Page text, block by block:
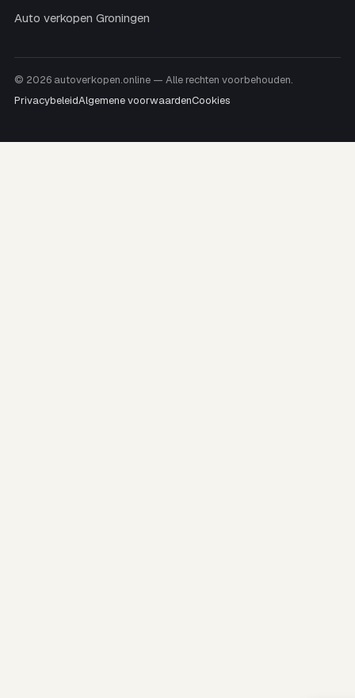
Auto verkopen Groningen
© 2026 autoverkopen.online — Alle rechten voorbehouden.
PrivacybeleidAlgemene voorwaardenCookies